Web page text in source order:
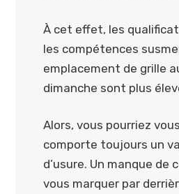
À cet effet, les
les compétences
emplacement de grille
dimanche sont plus
Alors, vous pourriez
comporte toujours un
d’usure. Un manque
vous marquer par